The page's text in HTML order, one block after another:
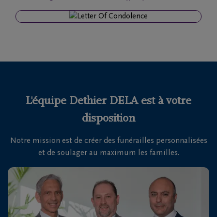
funéraires
fréquemment
Nous
sommes
là pour
vous
24h/24
+32
L'équipe Dethier DELA est à votre
disposition
Notre mission est de créer des funérailles personnalisées
et de soulager au maximum les familles.